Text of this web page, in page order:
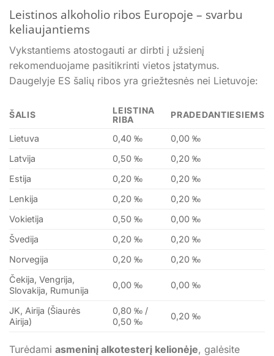
Leistinos alkoholio ribos Europoje – svarbu
keliaujantiems
Vykstantiems atostogauti ar dirbti į užsienį
rekomenduojame pasitikrinti vietos įstatymus.
Daugelyje ES šalių ribos yra griežtesnės nei Lietuvoje:
ŠALIS
LEISTINA
RIBA
PRADEDANTIESIEMS
Lietuva 0,40 ‰
0,00 ‰
Latvija
0,50 ‰
0,20 ‰
Estija
0,20 ‰
0,20 ‰
Lenkija
0,20 ‰
0,20 ‰
Vokietija
0,50 ‰
0,00 ‰
Švedija
0,20 ‰
0,20 ‰
Norvegija
0,20 ‰
0,20 ‰
Čekija, Vengrija,
Slovakija, Rumunija
0,00 ‰ 0,00 ‰
JK, Airija (Šiaurės
Airija)
0,80 ‰ /
0,50 ‰
0,20 ‰
Turėdami asmeninį alkotesterį kelionėje, galėsite